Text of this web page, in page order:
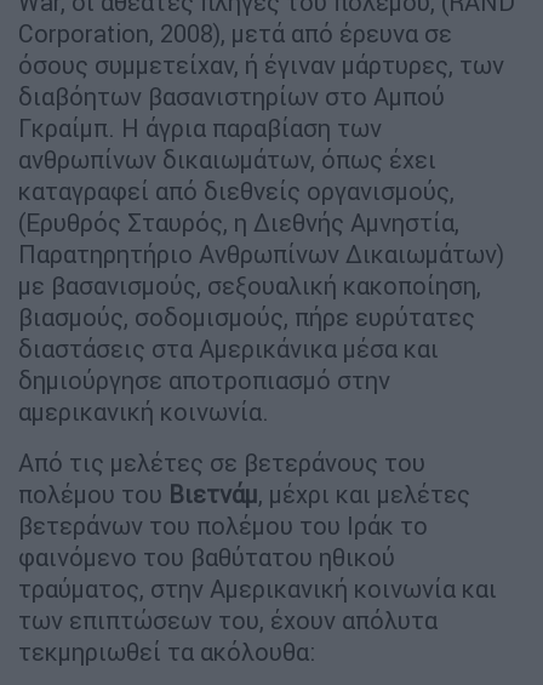
Corporation, 2008), μετά από έρευνα σε
όσους συμμετείχαν, ή έγιναν μάρτυρες, των
διαβόητων βασανιστηρίων στο Αμπού
Γκραίμπ. Η άγρια παραβίαση των
ανθρωπίνων δικαιωμάτων, όπως έχει
καταγραφεί από διεθνείς οργανισμούς,
(Ερυθρός Σταυρός, η Διεθνής Αμνηστία,
Παρατηρητήριο Ανθρωπίνων Δικαιωμάτων)
με βασανισμούς, σεξουαλική κακοποίηση,
βιασμούς, σοδομισμούς, πήρε ευρύτατες
διαστάσεις στα Αμερικάνικα μέσα και
δημιούργησε αποτροπιασμό στην
αμερικανική κοινωνία.
Από τις μελέτες σε βετεράνους του
πολέμου του Βιετνάμ, μέχρι και μελέτες
βετεράνων του πολέμου του Ιράκ το
φαινόμενο του βαθύτατου ηθικού
τραύματος, στην Αμερικανική κοινωνία και
των επιπτώσεων του, έχουν απόλυτα
τεκμηριωθεί τα ακόλουθα: